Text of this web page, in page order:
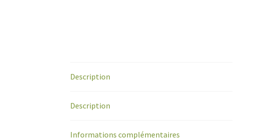
Description
Description
Informations complémentaires